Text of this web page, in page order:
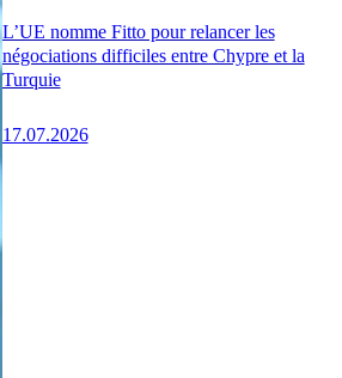
L’UE nomme Fitto pour relancer les
négociations difficiles entre Chypre et la
Turquie
17.07.2026